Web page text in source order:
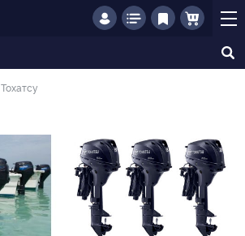
Тохатсу